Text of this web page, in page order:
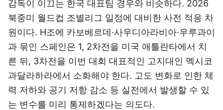
감독이 이끄는 한국 대표팀 경우와 비슷하다. 2026
북중미 월드컵 조별리그 일정에 대비한 사전 적응 차
원이다. H조에 카보베르데·사우디아라비아·우루과이
과 묶인 스페인은 1, 2차전을 미국 애틀란타에서 치
른 뒤, 3차전을 이번 대회 대표적인 고지대인 멕시코
과달라하라에서 소화해야 한다. 고도 변화로 인한 체
력 저하와 공기 저항 감소 등 실전에서 발생할 수 있
는 변수를 미리 통제하겠다는 의도다.